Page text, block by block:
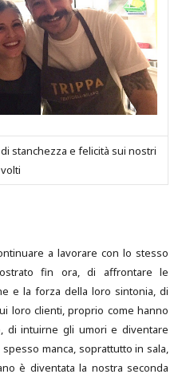
stanchezza e felicità sui nostri
volti
a lavorare con lo stesso
fin ora, di affrontare le
e la forza della loro sintonia, di
loro clienti, proprio come hanno
di intuirne gli umori e diventare
manca, soprattutto in sala,
è diventata la nostra seconda